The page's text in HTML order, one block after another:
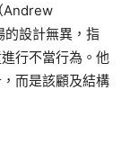
Andrew
設計無異，指
行不當行為。他
而是該顧及結構